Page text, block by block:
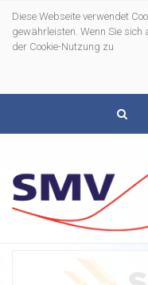
Diese Webseite verwendet
gewährleisten. Wenn Sie sich
der Cookie-Nutzung zu